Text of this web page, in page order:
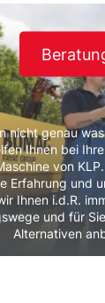
nicht genau
Ihnen bei
von
Erfahrung und
Ihnen i.d.R.
und für
Alternativen